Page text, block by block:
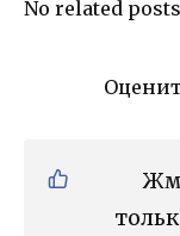
No related